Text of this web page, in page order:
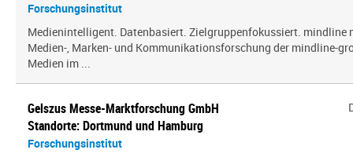
Forschungsinstitut
Medienintelligent. Datenbasiert. Zielgruppenfokussiert. mindline
Medien-, Marken- und Kommunikationsforschung der mindline-
Medien im ...
Gelszus Messe-Marktforschung GmbH
Standorte: Dortmund und Hamburg
Forschungsinstitut